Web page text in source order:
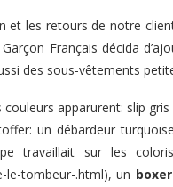
et les retours de notre
Français décida
des sous-vêtements
apparurent: slip
un débardeur
travaillait sur les
le-tombeur-.html), un